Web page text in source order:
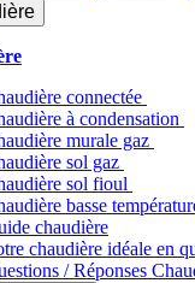
connectée
à condensation
murale gaz
sol gaz
sol fioul
basse
chaudière
chaudière idéale en
/ Réponses